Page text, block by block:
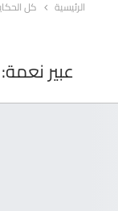
الرئيسية كل
عبير